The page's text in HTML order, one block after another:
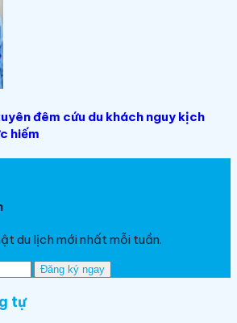
đêm cứu du khách nguy kịch
hiếm
du lịch mới nhất mỗi tuần.
Đăng ký ngay
tự